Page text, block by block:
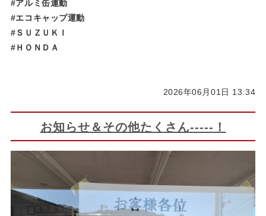
#アルミ缶運動
#エコキャップ運動
#ＳＵＺＵＫＩ
#ＨＯＮＤＡ
2026年06月01日 13:34
お知らせ＆その他たくさん-----！